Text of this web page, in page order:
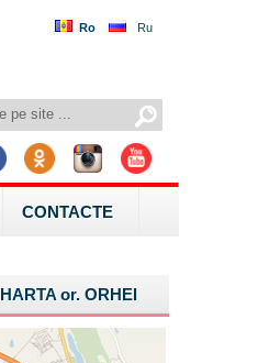
Ro Ru
CONTACTE
HARTA or.ORHEI